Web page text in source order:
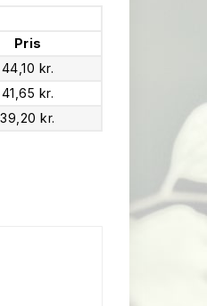
Pris
44,10 kr.
41,65 kr.
39,20 kr.